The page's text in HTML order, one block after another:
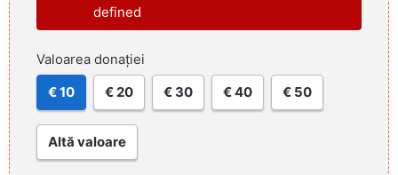
defined
Valoarea donației
€ 10 € 20 € 30 € 40 € 50
Altă valoare